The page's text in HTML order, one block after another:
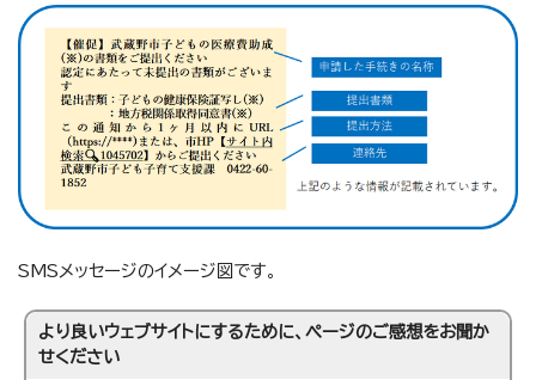
SMSメッセージのイメージ図です。
より良いウェブサイトにするために、ページのご感想をお聞か
せください